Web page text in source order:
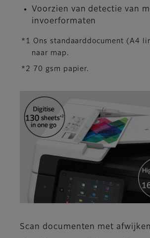
Voorzien van detectie van
invoerformaten
*1 Ons standaarddocument (A4
naar map.
*2 70 gsm papier.
Scan documenten met